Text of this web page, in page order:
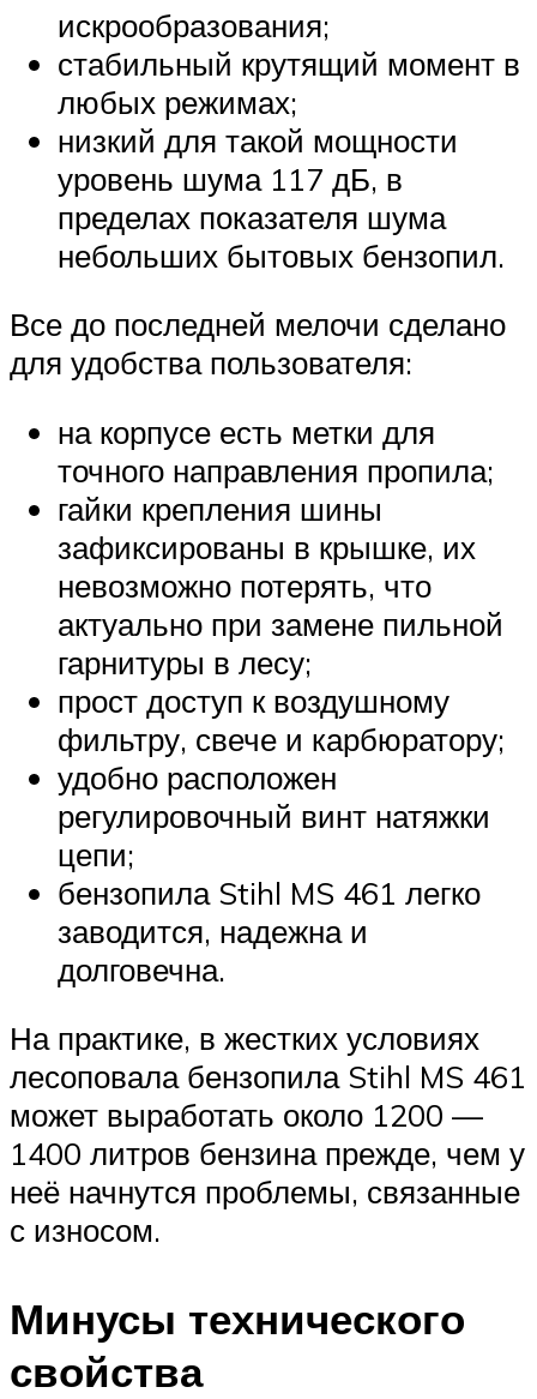
искрообразования;
стабильный крутящий момент в
любых режимах;
низкий для такой мощности
уровень шума 117 дБ, в
пределах показателя шума
небольших бытовых бензопил.
Все до последней мелочи сделано
для удобства пользователя:
на корпусе есть метки для
точного направления пропила;
гайки крепления шины
зафиксированы в крышке, их
невозможно потерять, что
актуально при замене пильной
гарнитуры в лесу;
прост доступ к воздушному
фильтру, свече и карбюратору;
удобно расположен
регулировочный винт натяжки
цепи;
бензопила Stihl MS 461 легко
заводится, надежна и
долговечна.
На практике, в жестких условиях
лесоповала бензопила Stihl MS 461
может выработать около 1200 —
1400 литров бензина прежде, чем у
неё начнутся проблемы, связанные
с износом.
Минусы технического
свойства